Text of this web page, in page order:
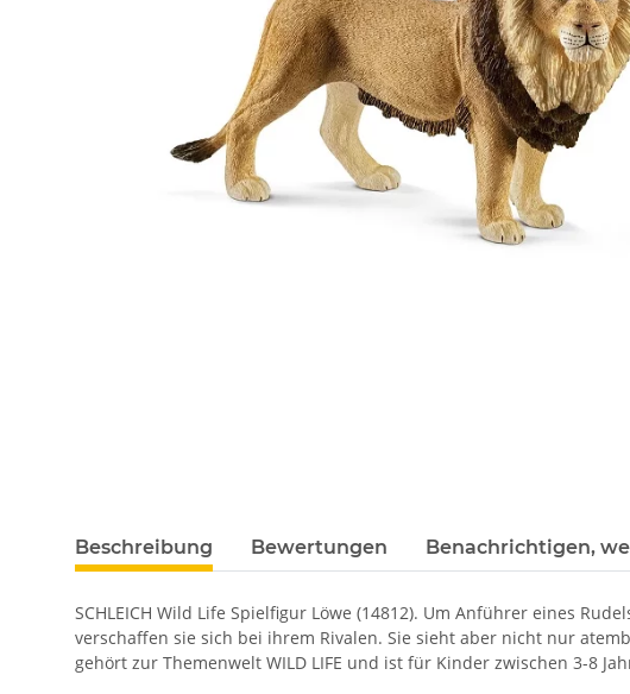
Beschreibung Bewertungen Benachrichtigen,
SCHLEICH Wild Life Spielfigur Löwe (14812). Um Anführer eines
verschaffen sie sich bei ihrem Rivalen. Sie sieht aber nicht nur
gehört zur Themenwelt WILD LIFE und ist für Kinder zwischen 3-8